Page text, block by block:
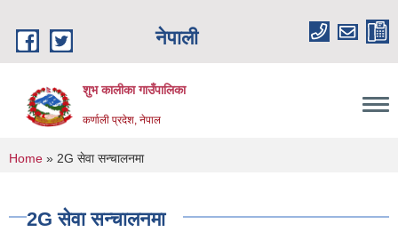
नेपाली
शुभ कालीका गाउँपालिका
कर्णाली प्रदेश, नेपाल
You are here
Home » 2G सेवा सन्चालनमा
2G सेवा सन्चालनमा